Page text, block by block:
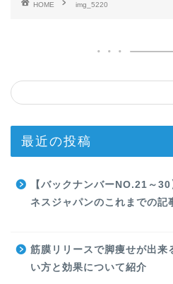
HOME img_5220
最近の投稿
【バックナンバーNO.21～
ネスジャパンのこれまでの記
筋膜リリースで脚痩せが出来
い方と効果について紹介